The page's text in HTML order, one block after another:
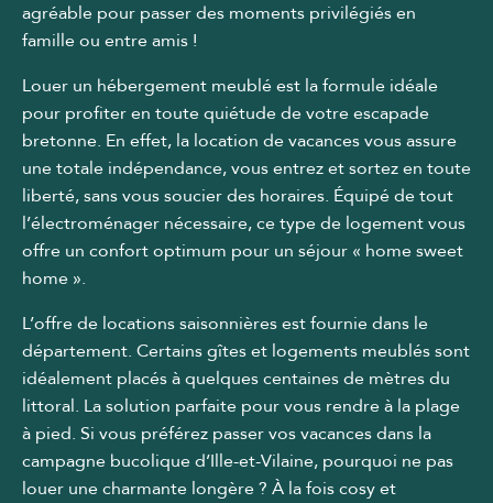
agréable pour passer des moments privilégiés en
famille ou entre amis !
Louer un hébergement meublé est la formule idéale
pour profiter en toute quiétude de votre escapade
bretonne. En effet, la location de vacances vous assure
une totale indépendance, vous entrez et sortez en toute
liberté, sans vous soucier des horaires. Équipé de tout
l’électroménager nécessaire, ce type de logement vous
offre un confort optimum pour un séjour « home sweet
home ».
L’offre de locations saisonnières est fournie dans le
département. Certains gîtes et logements meublés sont
idéalement placés à quelques centaines de mètres du
littoral. La solution parfaite pour vous rendre à la plage
à pied. Si vous préférez passer vos vacances dans la
campagne bucolique d’Ille-et-Vilaine, pourquoi ne pas
louer une charmante longère ? À la fois cosy et